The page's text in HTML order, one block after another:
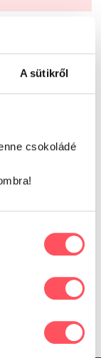
A sütikről
csokoládé